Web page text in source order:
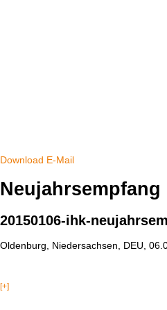
Download E-Mail
20150106-ihk-
Oldenburg, Niedersachsen, DEU,
[+]